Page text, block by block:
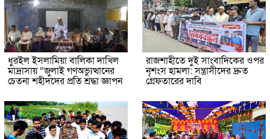
ধুরইল ইসলামিয়া বালিকা দাখিল
মাদ্রাসায় “জুলাই গণঅভ্যুত্থানের
চেতনা শহীদদের প্রতি শ্রদ্ধা জ্ঞাপন
রাজশাহীতে দুই সাংবাদিকের ওপর
নৃশংস হামলা: সন্ত্রাসীদের দ্রুত
গ্রেফতারের দাবি